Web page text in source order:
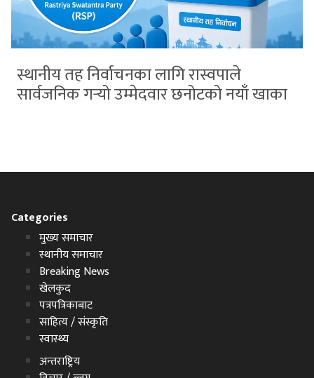
स्थानीय तह निर्वाचनका लागि रास्वपाले
सार्वजनिक गर्‍यो उम्मेदवार छनोटको नयाँ खाका
Categories
मुख्य समाचार
स्थानीय समाचार
Breaking News
खेलकुद
पत्रपत्रिकाबाट
साहित्य / संस्कृति
स्वास्थ्य
अन्तराष्ट्रिय